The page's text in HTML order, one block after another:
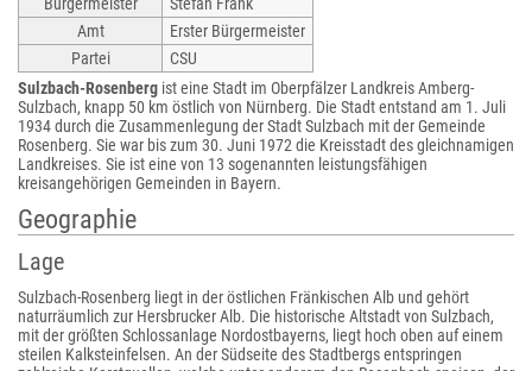
Amt
Erster Bürgermeister
Partei
CSU
Sulzbach-Rosenberg ist eine Stadt im Oberpfälzer Landkreis Amberg-
Sulzbach, knapp 50 km östlich von Nürnberg. Die Stadt entstand am 1. Juli
1934 durch die Zusammenlegung der Stadt Sulzbach mit der Gemeinde
Rosenberg. Sie war bis zum 30. Juni 1972 die Kreisstadt des gleichnamigen
Landkreises. Sie ist eine von 13 sogenannten leistungsfähigen
kreisangehörigen Gemeinden in Bayern.
Geographie
Lage
Sulzbach-Rosenberg liegt in der östlichen Fränkischen Alb und gehört
naturräumlich zur Hersbrucker Alb. Die historische Altstadt von Sulzbach,
mit der größten Schlossanlage Nordostbayerns, liegt hoch oben auf einem
steilen Kalksteinfelsen. An der Südseite des Stadtbergs entspringen